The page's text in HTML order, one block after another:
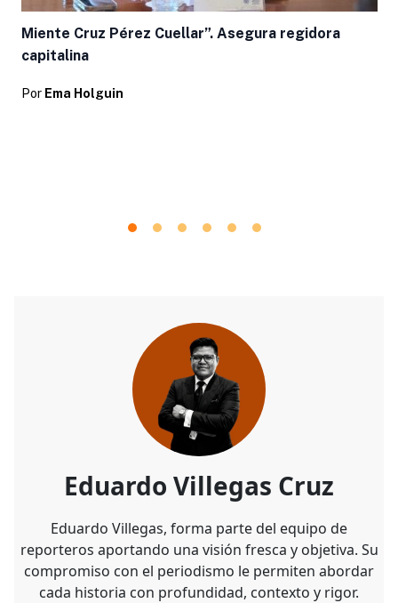
Miente Cruz Pérez Cuellar”. Asegura regidora
capitalina
Por Ema Holguin
Eduardo Villegas Cruz
Eduardo Villegas, forma parte del equipo de
reporteros aportando una visión fresca y objetiva. Su
compromiso con el periodismo le permiten abordar
cada historia con profundidad, contexto y rigor.